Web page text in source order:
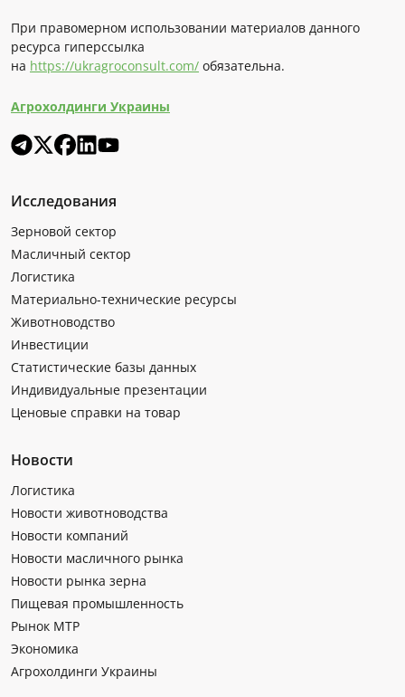
При правомерном использовании материалов данного
ресурса гиперссылка
на https://ukragroconsult.com/ обязательна.
Агрохолдинги Украины
Исследования
Зерновой сектор
Масличный сектор
Логистика
Материально-технические ресурсы
Животноводство
Инвестиции
Статистические базы данных
Индивидуальные презентации
Ценовые справки на товар
Новости
Логистика
Новости животноводства
Новости компаний
Новости масличного рынка
Новости рынка зерна
Пищевая промышленность
Рынок МТР
Экономика
Агрохолдинги Украины